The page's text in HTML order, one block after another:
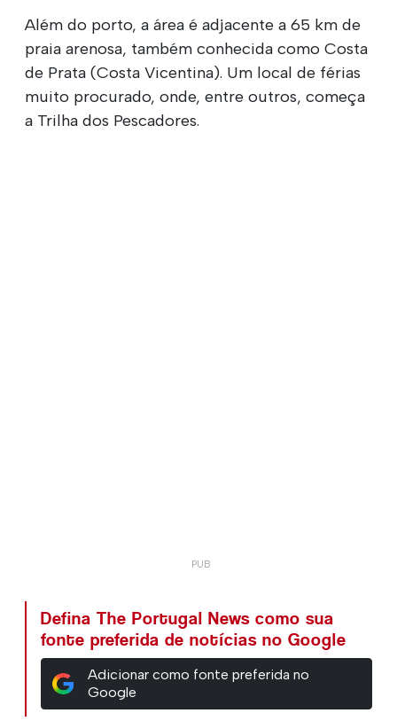
Além do porto, a área é adjacente a 65 km de
praia arenosa, também conhecida como Costa
de Prata (Costa Vicentina). Um local de férias
muito procurado, onde, entre outros, começa
a Trilha dos Pescadores.
Defina The Portugal News como sua
fonte preferida de notícias no Google
Adicionar como fonte preferida no
Google